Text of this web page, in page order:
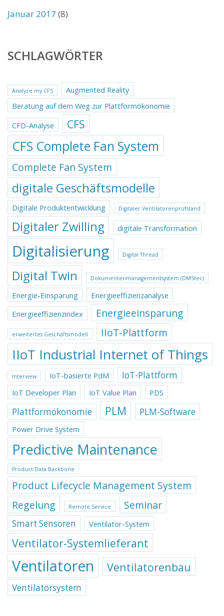
Januar 2017 (8)
SCHLAGWÖRTER
Analyze my CFS
Augmented Reality
Beratung auf dem Weg zur Plattformökonomie
CFD-Analyse
CFS
CFS Complete Fan System
Complete Fan System
digitale Geschäftsmodelle
Digitale Produktentwicklung Digitaler Ventilatorenprüfstand
Digitaler Zwilling digitale Transformation
Digitalisierung Digital Thread
Digital Twin Dokumentenmanagementsystem (DMStec)
Energie-Einsparung
Energieeffizienzanalyse
Energieeffizienzindex
Energieeinsparung
erweitertes Geschäftsmodell IIoT-Plattform
IIoT Industrial Internet of Things
Interview IoT-basierte PdM IoT-Plattform
IoT Developer Plan IoT Value Plan PDS
Plattformökonomie PLM PLM-Software
Power Drive System
Predictive Maintenance
Product Data Backbone
Product Lifecycle Management System
Regelung
Remote Service Seminar
Smart Sensoren Ventilator-System
Ventilator-Systemlieferant
Ventilatoren Ventilatorenbau
Ventilatorsystem